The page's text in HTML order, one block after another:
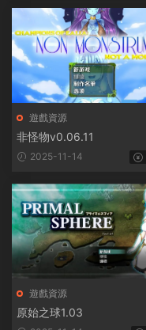
遊戲資源
非怪物v0.06.11
2025-11-14
遊戲資源
原始之球1.03